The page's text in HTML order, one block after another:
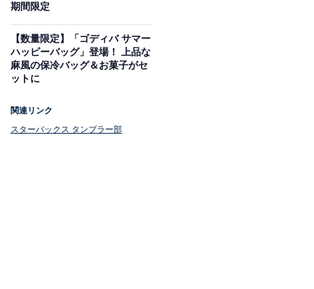
店内飲食時のほか、持ち帰り時も利用できる
対象は店内、持ち帰りの両方。ドライブスルーも対象で
すが、混雑時は利用できない場合もあります。モバイル
オーダー＆ぺイ、デリバリーサービスでの注文は対象
期間限定
【数量限定】「ゴディバ サマー
ハッピーバッグ」登場！ 上品な
麻風の保冷バッグ＆お菓子がセ
ットに
関連リンク
スターバックス タンブラー部